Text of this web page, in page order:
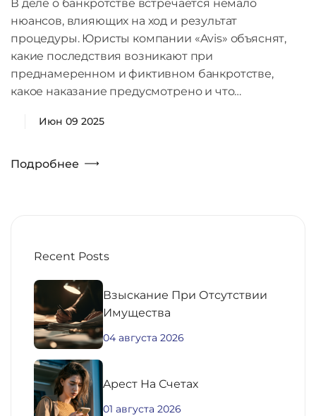
В деле о банкротстве встречается немало
нюансов, влияющих на ход и результат
процедуры. Юристы компании «Avis» объяснят,
какие последствия возникают при
преднамеренном и фиктивном банкротстве,
какое наказание предусмотрено и что…
Июн 09 2025
Подробнее
Recent Posts
Взыскание При Отсутствии
Имущества
04 августа 2026
Aрест На Счетах
01 августа 2026